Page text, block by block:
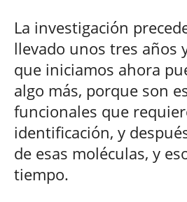
La investigación
llevado unos tres años
que iniciamos ahora
algo más, porque son
funcionales que
identificación, y
de esas moléculas, y
tiempo.